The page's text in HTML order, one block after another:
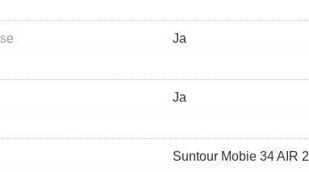
Ja
Ja
Suntour Mobie 34 AIR